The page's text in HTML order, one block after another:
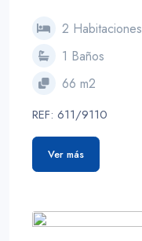
2 Habitaciones
1 Baños
66 m2
REF: 611/9110
Ver más